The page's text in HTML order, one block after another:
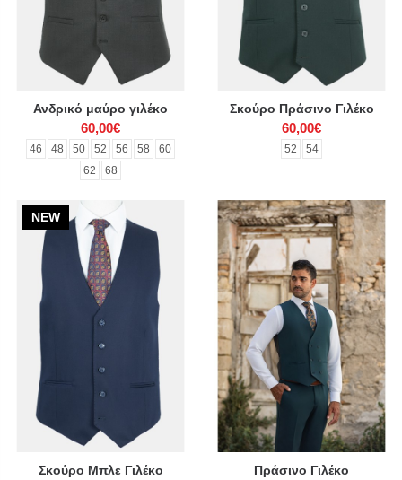
Ανδρικό μαύρο γιλέκο
60,00€
46 48 50 52 56 58
60
62
68
Σκούρο Πράσινο Γιλέκο
60,00€
52 54
NEW
Σκούρο Μπλε Γιλέκο Πράσινο Γιλέκο